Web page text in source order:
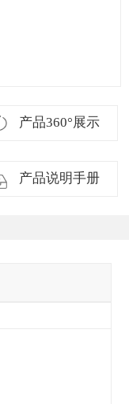
产品360°展示
产品说明手册